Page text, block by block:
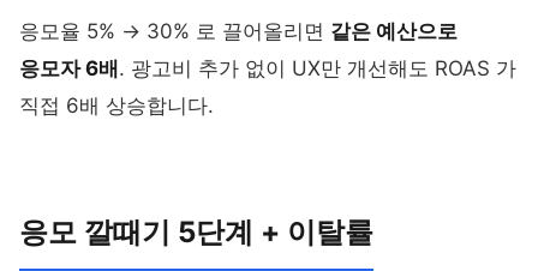
응모율 5% → 30% 로 끌어올리면 같은 예산으로
응모자 6배 . 광고비 추가 없이 UX만 개선해도 ROAS 가
직접 6배 상승합니다.
응모 깔때기 5단계 + 이탈률